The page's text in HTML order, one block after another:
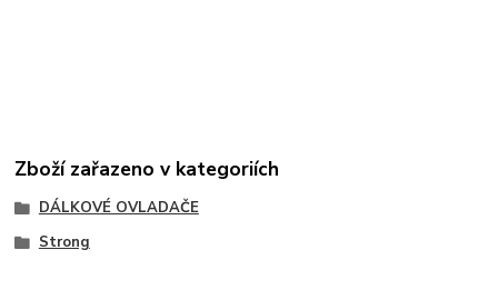
Zboží zařazeno v kategoriích
DÁLKOVÉ OVLADAČE
Strong